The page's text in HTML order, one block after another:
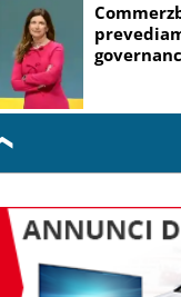
Addio a
voce